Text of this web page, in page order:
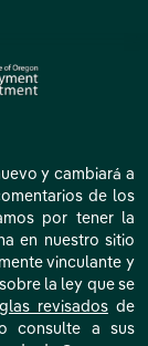
y cambiará a
de los
por tener la
en nuestro sitio
vinculante y
la ley que se
revisadosde
consulte a sus